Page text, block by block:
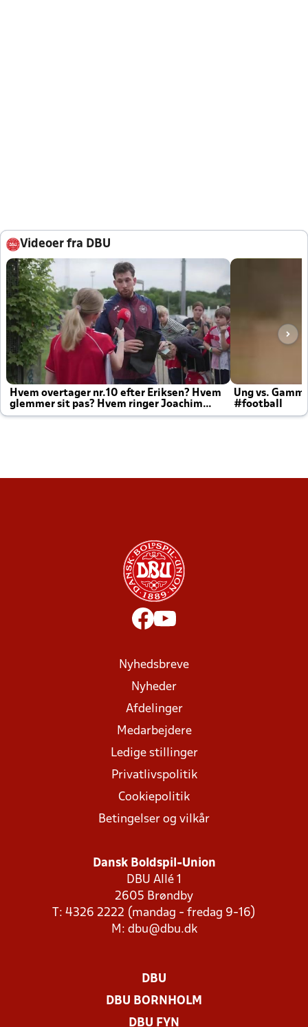
Videoer fra DBU
Hvem overtager nr.10 efter Eriksen? Hvem
glemmer sit pas? Hvem ringer Joachim
altid til efter kampe?
Ung vs.
#football
Nyhedsbreve
Nyheder
Afdelinger
Medarbejdere
Ledige stillinger
Privatlivspolitik
Cookiepolitik
Betingelser og vilkår
Dansk Boldspil-Union
DBU Allé 1
2605 Brøndby
T: 4326 2222 (mandag - fredag 9-16)
M: dbu@dbu.dk
DBU
DBU BORNHOLM
DBU FYN